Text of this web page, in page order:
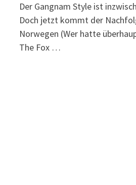
Der Gangnam Style ist
Doch jetzt kommt der
Norwegen (Wer hatte
The Fox …